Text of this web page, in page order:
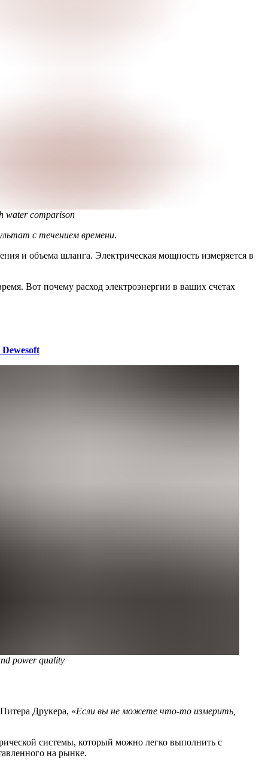
water comparison
с течением времени.
и объема шланга. Электрическая мощность измеряется в
Вот почему расход электроэнергии в ваших счетах
power quality
Друкера, «‎Если вы не можете что-то измерить,
системы, который можно легко выполнить с
на рынке.